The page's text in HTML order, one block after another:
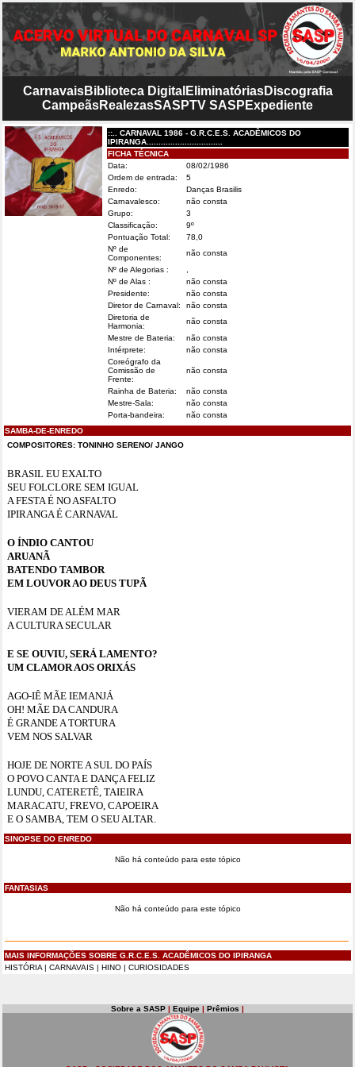
CarnavaisBiblioteca Digital EliminatóriasDiscografia
CampeãsRealezasSASPTV SASP Expediente
::.. CARNAVAL 1986 - G.R.C.E.S. ACADÊMICOS DO
IPIRANGA................................
FICHA TÉCNICA
Data:
08/02/1986
Ordem de entrada:
5
Enredo:
Danças Brasilis
Carnavalesco:
não consta
Grupo:
3
Classificação:
9º
Pontuação Total:
78,0
Nº de
Componentes:
não consta
Nº de Alegorias :
Nº de Alas :
não consta
Presidente:
não consta
Diretor de Carnaval:
não consta
Diretoria de
Harmonia:
não consta
Mestre de Bateria:
não consta
Intérprete:
não consta
Coreógrafo da
Comissão de
Frente:
não consta
Rainha de Bateria:
não consta
Mestre-Sala:
não consta
Porta-bandeira:
não consta
SAMBA-DE-ENREDO
COMPOSITORES: TONINHO SERENO/ JANGO
BRASIL EU EXALTO
SEU FOLCLORE SEM IGUAL
A FESTA É NO ASFALTO
IPIRANGA É CARNAVAL
O ÍNDIO CANTOU
ARUANÃ
BATENDO TAMBOR
EM LOUVOR AO DEUS TUPÃ
VIERAM DE ALÉM MAR
A CULTURA SECULAR
E SE OUVIU, SERÁ LAMENTO?
UM CLAMOR AOS ORIXÁS
AGO-IÊ MÃE IEMANJÁ
OH! MÃE DA CANDURA
É GRANDE A TORTURA
VEM NOS SALVAR
HOJE DE NORTE A SUL DO PAÍS
O POVO CANTA E DANÇA FELIZ
LUNDU, CATERETÊ, TAIEIRA
MARACATU, FREVO, CAPOEIRA
E O SAMBA, TEM O SEU ALTAR.
SINOPSE DO ENREDO
Não há conteúdo para este tópico
FANTASIAS
Não há conteúdo para este tópico
MAIS INFORMAÇÕES SOBRE G.R.C.E.S. ACADÊMICOS DO IPIRANGA
HISTÓRIA | CARNAVAIS | HINO | CURIOSIDADES
Sobre a SASP | Equipe | Prêmios |